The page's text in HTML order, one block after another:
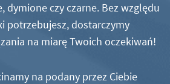
dymione czy czarne. Bez względu
potrzebujesz, dostarczymy
na miarę Twoich oczekiwań!
na podany przez Ciebie